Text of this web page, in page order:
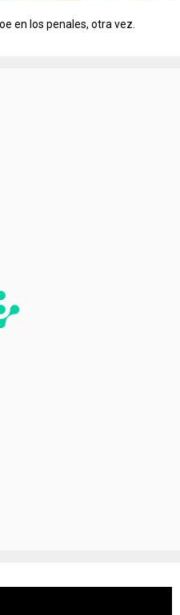
en los penales, otra vez.